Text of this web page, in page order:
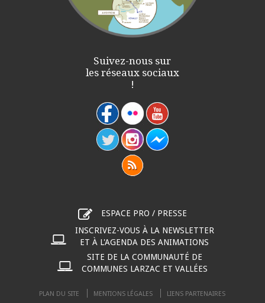
Suivez-nous sur
les réseaux sociaux
!
ESPACE PRO / PRESSE
INSCRIVEZ-VOUS À LA NEWSLETTER
ET À L'AGENDA DES ANIMATIONS
SITE DE LA COMMUNAUTÉ DE
COMMUNES LARZAC ET VALLÉES
PLAN DU SITE MENTIONS LÉGALES LIENS PARTENAIRES